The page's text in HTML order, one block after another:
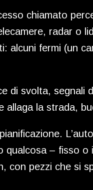
chiamato
radar o
alcuni fermi (un
di svolta, segnali
la strada,
– fisso
con pezzi che si